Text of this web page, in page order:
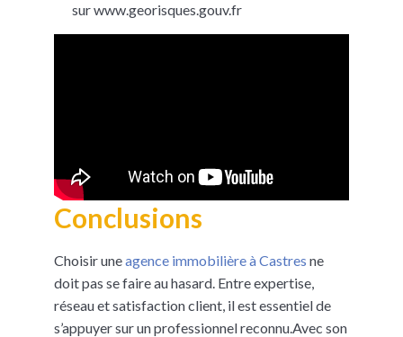
sur www.georisques.gouv.fr
Conclusions
Choisir uneagence immobilière à Castres ne
doit pas se faire au hasard. Entre expertise,
réseau et satisfaction client, il est essentiel de
s’appuyer sur un professionnel reconnu.Avec son